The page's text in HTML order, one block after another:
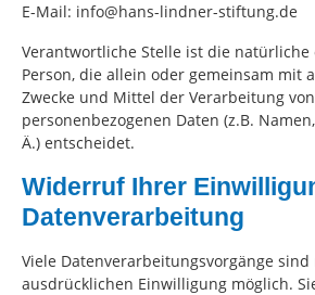
E-Mail: info@hans-lindner-stiftung.de
Verantwortliche Stelle ist die
Person, die allein oder gemeinsam mit
Zwecke und Mittel der Verarbeitung von
personenbezogenen Daten (z.B.
Ä.) entscheidet.
Widerruf Ihrer
Datenverarbeitung
Viele Datenverarbeitungsvorgänge
ausdrücklichen Einwilligung möglich.